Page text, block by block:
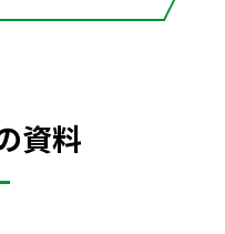
資料